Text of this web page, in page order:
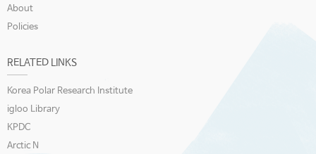
About
Policies
RELATED LINKS
Korea Polar Research Institute
igloo Library
KPDC
Arctic N